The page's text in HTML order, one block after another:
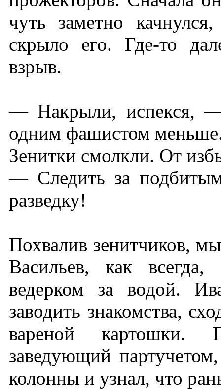
чуть заметно
скрыло его. Где-то
взрыв.
— Накрыли, испекся,
одним фашистом
Зенитки смолкли. От
— Следить за
разведку!
Похвалив зенитчиков,
Васильев, как
ведерком за водой.
заводить знакомства,
вареной картошки.
заведующий
колонны и узнал, что